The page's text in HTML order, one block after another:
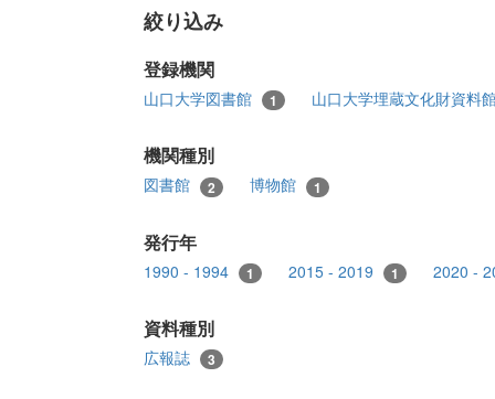
絞り込み
登録機関
山口大学図書館 1 山口大学埋蔵文化財資料
機関種別
図書館 2 博物館 1
発行年
1990 - 1994 1 2015 - 2019 1 2020 -
資料種別
広報誌 3